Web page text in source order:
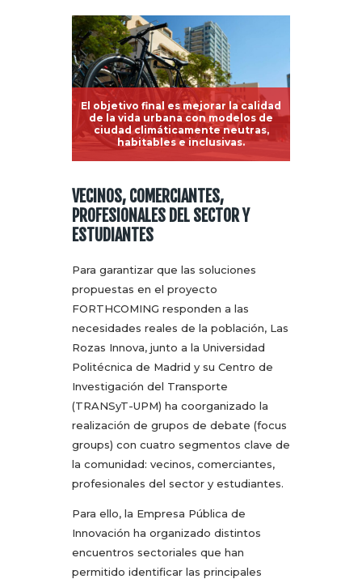
El objetivo final es mejorar la calidad
de la vida urbana con modelos de
ciudad climáticamente neutras,
habitables e inclusivas.
VECINOS, COMERCIANTES,
PROFESIONALES DEL SECTOR Y
ESTUDIANTES
Para garantizar que las soluciones
propuestas en el proyecto
FORTHCOMING responden a las
necesidades reales de la población, Las
Rozas Innova, junto a la Universidad
Politécnica de Madrid y su Centro de
Investigación del Transporte
(TRANSyT-UPM) ha coorganizado la
realización de grupos de debate (focus
groups) con cuatro segmentos clave de
la comunidad: vecinos, comerciantes,
profesionales del sector y estudiantes.
Para ello, la Empresa Pública de
Innovación ha organizado distintos
encuentros sectoriales que han
permitido identificar las principales